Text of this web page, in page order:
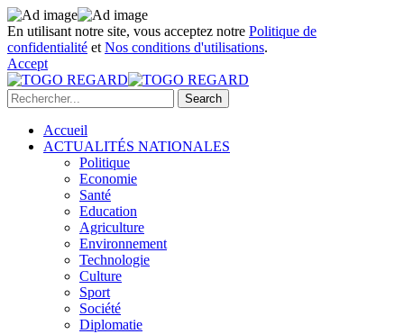
En utilisant notre site, vous acceptez notre Politique de
confidentialité et Nos conditions d'utilisations.
Accept
Accueil
ACTUALITÉS NATIONALES
Politique
Economie
Santé
Education
Agriculture
Environnement
Technologie
Culture
Sport
Société
Diplomatie